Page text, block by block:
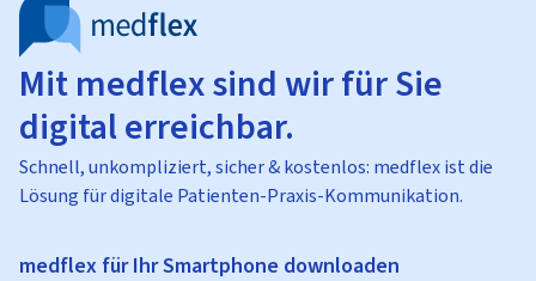
Mit medflex sind wir für Sie
digital erreichbar.
Schnell, unkompliziert, sicher & kostenlos: medflex ist die
Lösung für digitale Patienten-Praxis-Kommunikation.
medflex für Ihr Smartphone downloaden